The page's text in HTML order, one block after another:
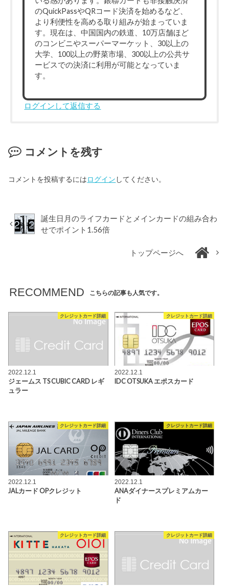
のQuickPassやQRコード決済を始めるなど、
より利便性を高める取り組みが始まっていま
す。現在は、中国国内の鉄道、10万店舗ほど
のコンビニやスーパーマーケット、30以上の
大学、100以上の野菜市場、300以上の公共サ
ービスでの決済に利用が可能となっていま
す。
ログインして返信する
コメントを残す
コメントを投稿するにはログイン してください。
誕生日月のライフカードとメインカードの組み合わ
せでポイント1.56倍
トップページへ
RECOMMEND こちらの記事も人気です。
クレジットカード詳細
2022.12.1
ジェームス TS CUBIC CARD レギ
ュラー
クレジットカード詳細
2022.12.1
IDC OTSUKA エポスカード
クレジットカード詳細
2022.12.1
JALカード OPクレジット
クレジットカード詳細
2022.12.1
ANAダイナースプレミアムカー
ド
クレジットカード詳細 クレジットカード詳細